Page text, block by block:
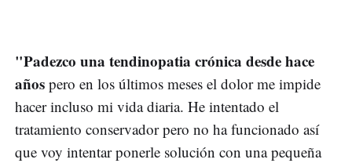
"Padezco una tendinopatia crónica desde hace
años pero en los últimos meses el dolor me impide
hacer incluso mi vida diaria. He intentado el
tratamiento conservador pero no ha funcionado así
que voy intentar ponerle solución con una pequeña